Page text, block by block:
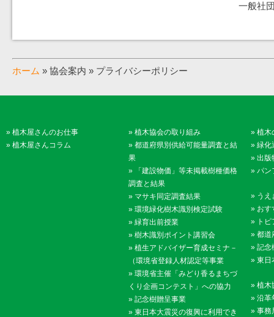
一般社
ホーム » 協会案内 » プライバシーポリシー
» 植木屋さんのお仕事
» 植木屋さんコラム
» 植木協会の取り組み
» 都道府県別供給可能量調査と結
果
»
「建設物価」等未掲載樹種価格
調査と結果
» マサキ同定調査結果
» 環境緑化樹木識別検定試験
» 緑育出前授業
» 樹木識別ポイント講習会
» 植生アドバイザー育成セミナ－
（環境省登録人材認定等事業
» 環境省主催「みどり香るまちづ
くり企画コンテスト」への協力
» 記念樹贈呈事業
» 東日本大震災の復興に利用でき
» 植木
» 緑化
» 出版
» パン
» うえ
» おす
» ト
» 都道
» 記念
» 東日
» 植木
» 沿革
» 事務